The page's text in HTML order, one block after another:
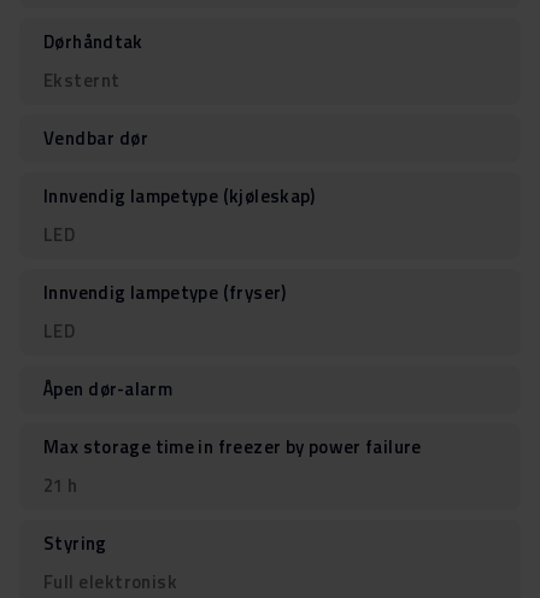
Dørhåndtak
Eksternt
Vendbar dør
Innvendig lampetype (kjøleskap)
LED
Innvendig lampetype (fryser)
LED
Åpen dør-alarm
Max storage time in freezer by power failure
21 h
Styring
Full elektronisk